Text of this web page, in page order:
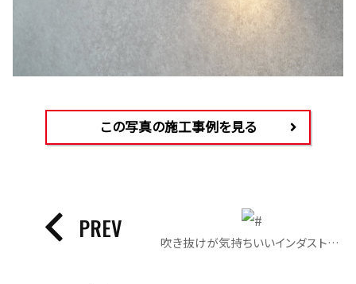
この写真の施工事例を見る
吹き抜けが気持ちいいインダストリアルスタイルの家｜照明
PREV